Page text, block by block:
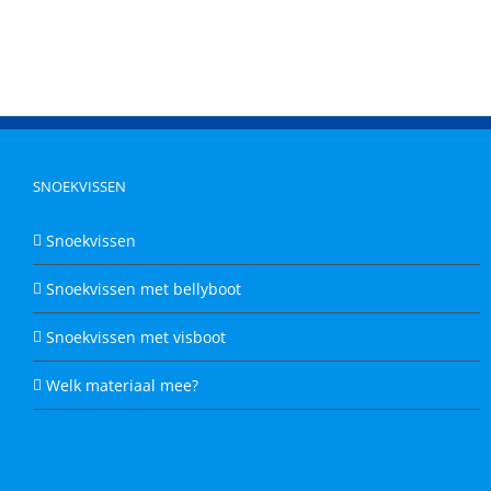
SNOEKVISSEN
Snoekvissen
Snoekvissen met bellyboot
Snoekvissen met visboot
Welk materiaal mee?